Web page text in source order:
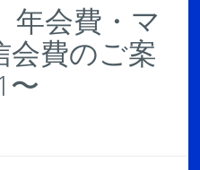
年会費・マ
会費のご案
〜